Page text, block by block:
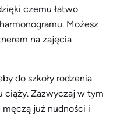
czemu łatwo
Możesz
na zajęcia
do szkoły rodzenia
ciąży. Zazwyczaj w tym
męczą już nudności i